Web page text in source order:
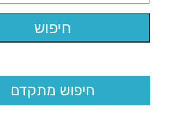
חיפוש מתקדם